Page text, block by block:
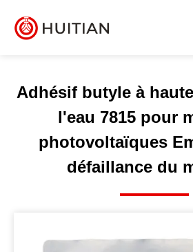
Adhésif butyle à
l'eau 7815 pour
photovoltaïques
défaillance du